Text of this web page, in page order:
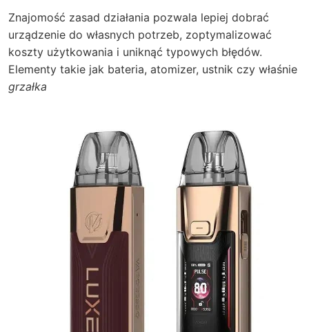
Znajomość zasad działania pozwala lepiej dobrać
urządzenie do własnych potrzeb, zoptymalizować
koszty użytkowania i uniknąć typowych błędów.
Elementy takie jak bateria, atomizer, ustnik czy właśnie
grzałka